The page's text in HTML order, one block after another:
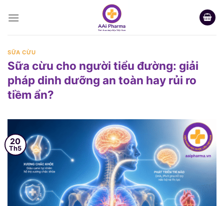
SỮA CỪU
Sữa cừu cho người tiểu đường: giải
pháp dinh dưỡng an toàn hay rủi ro
tiềm ẩn?
20
Th5